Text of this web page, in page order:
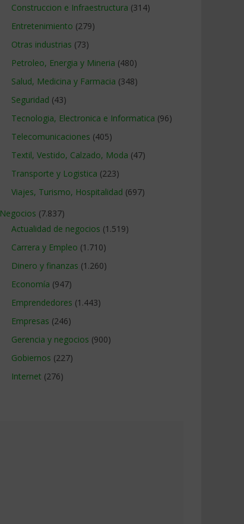
Construccion e Infraestructura (314)
Entretenimiento (279)
Otras industrias (73)
Petroleo, Energia y Mineria (480)
Salud, Medicina y Farmacia (348)
Seguridad (43)
Tecnologia, Electronica e Informatica (96)
Telecomunicaciones (405)
Textil, Vestido, Calzado, Moda (47)
Transporte y Logistica (223)
Viajes, Turismo, Hospitalidad (697)
Negocios (7.837)
Actualidad de negocios (1.519)
Carrera y Empleo (1.710)
Dinero y finanzas (1.260)
Economía (947)
Emprendedores (1.443)
Empresas (246)
Gerencia y negocios (900)
Gobiernos (227)
Internet (276)